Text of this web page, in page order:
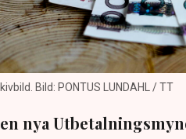
Bild: PONTUS LUNDAHL / TT
nya